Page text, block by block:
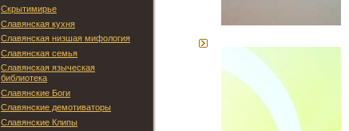
Скрытимирье
Славянская кухня
Славянская низшая мифология
Славянская семья
Славянская языческая
библиотека
Славянские Боги
Славянские демотиваторы
Славянские Клипы